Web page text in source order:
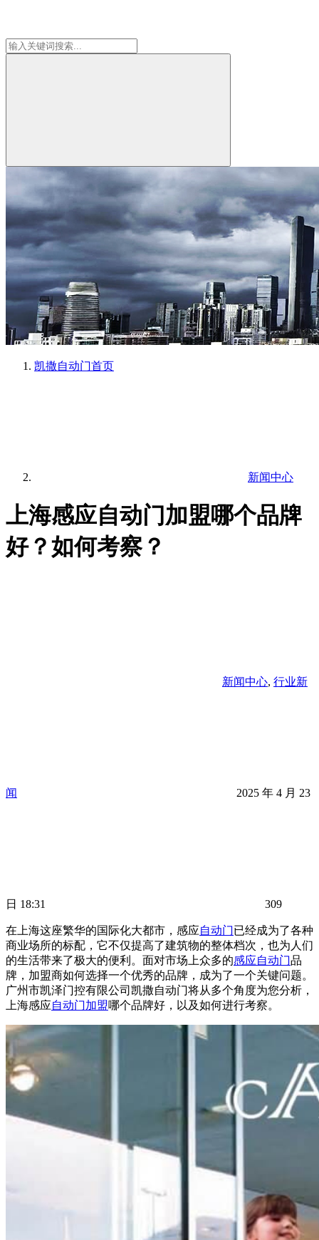
凯撒自动门首页
新闻中心
上海感应自动门加盟哪个品牌
好？如何考察？
新闻中心, 行业新
闻 2025 年 4 月 23
日 18:31 309
在上海这座繁华的国际化大都市，感应自动门已经成为了各种
商业场所的标配，它不仅提高了建筑物的整体档次，也为人们
的生活带来了极大的便利。面对市场上众多的感应自动门品
牌，加盟商如何选择一个优秀的品牌，成为了一个关键问题。
广州市凯泽门控有限公司凯撒自动门将从多个角度为您分析，
上海感应自动门加盟哪个品牌好，以及如何进行考察。